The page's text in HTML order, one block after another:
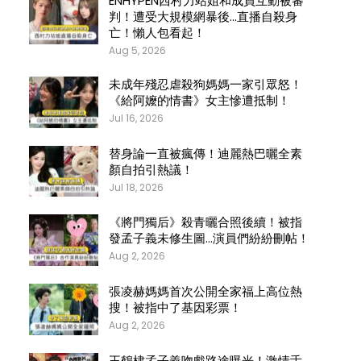
判！遭受大規模網暴後…直播自殺身
亡！懶人包看起！
Aug 5, 2026
未成年殘忍虐殺狗媽媽一家引眾怒！
《給阿嬤的情書》女主慘遭抵制！
Jul 16, 2026
替身論一直被瘋傳！迪麗熱巴曬全素
顏自拍引熱議！
Jul 18, 2026
《將門獨后》殺青曬合照後續！被指
發孟子義未修生圖…演員們紛紛刪帖！
Aug 2, 2026
張凌赫媽媽首次公開全家福上高位熱
搜！被指中了基因彩票！
Aug 2, 2026